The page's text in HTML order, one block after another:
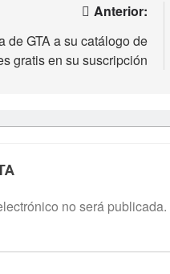
Anterior:
de GTA a su catálogo de
gratis en su suscripción
no será publicada.